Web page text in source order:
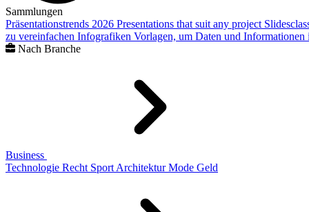
Sammlungen
Präsentationstrends 2026 Presentations that suit any project
zu vereinfachen Infografiken Vorlagen, um Daten und
Nach Branche
Business
Technologie Recht Sport Architektur Mode Geld